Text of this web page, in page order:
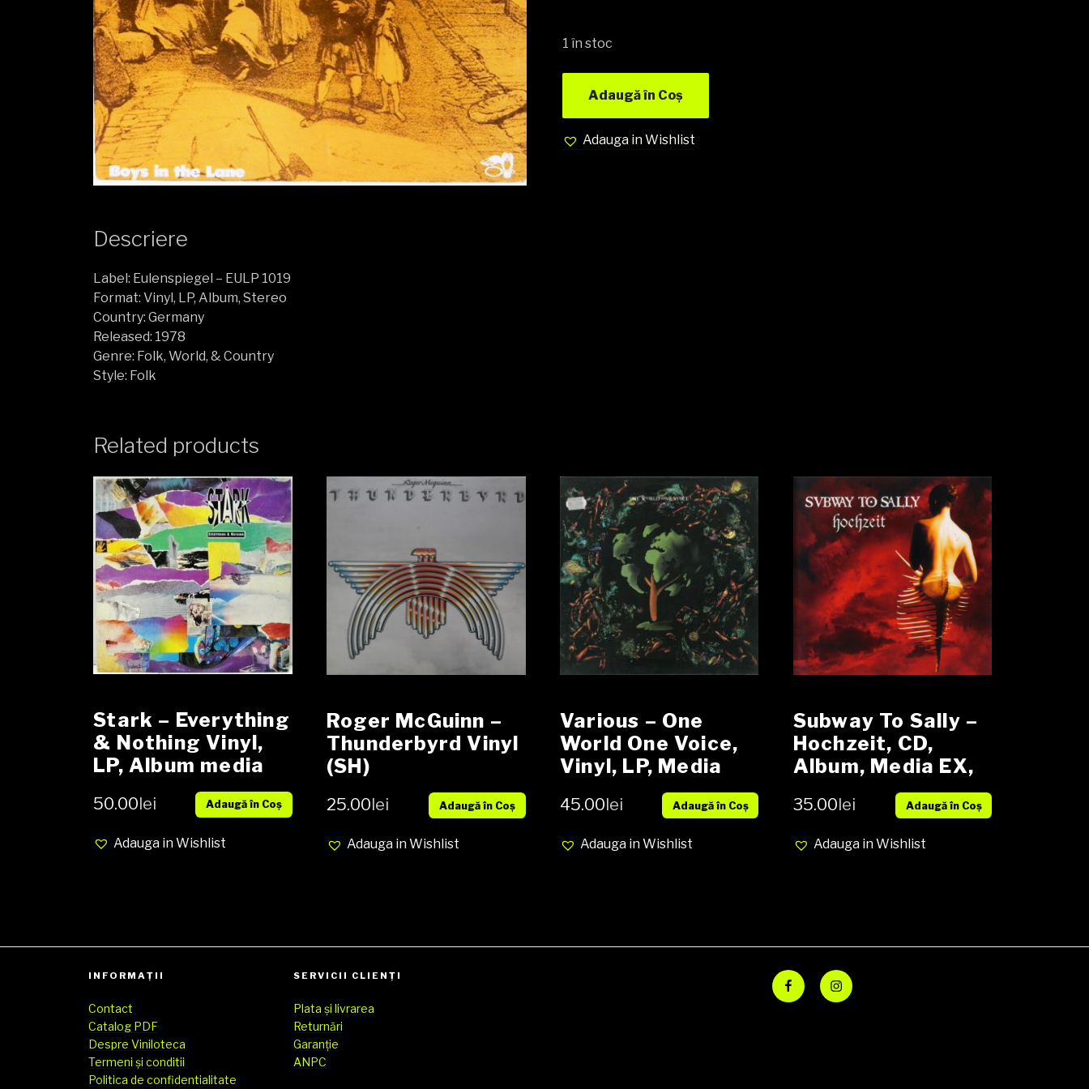
1 în stoc
Adaugă în Coș
Adauga in Wishlist
Descriere
Label: Eulenspiegel – EULP 1019
Format: Vinyl, LP, Album, Stereo
Country: Germany
Released: 1978
Genre: Folk, World, & Country
Style: Folk
Related products
Stark ‎– Everything
& Nothing Vinyl,
LP, Album media
EX cover EX (SH)
50.00lei Adaugă în Coș
Adauga in Wishlist
Roger McGuinn ‎–
Thunderbyrd Vinyl
(SH)
25.00lei Adaugă în Coș
Adauga in Wishlist
Various – One
World One Voice,
Vinyl, LP, Media
EX, Cover VG (SH)
45.00lei Adaugă în Coș
Adauga in Wishlist
Subway To Sally –
Hochzeit, CD,
Album, Media EX,
Cover VG+ (SH)
35.00lei Adaugă în Coș
Adauga in Wishlist
INFORMAȚII
Contact
Catalog PDF
Despre Viniloteca
Termeni și conditii
Politica de confidentialitate
SERVICII CLIENŢI
Plata și livrarea
Returnări
Garanție
ANPC
FacebookInstagram